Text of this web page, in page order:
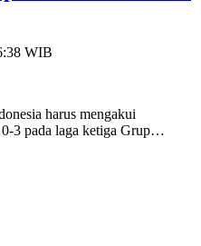
WIB
harus mengakui
3 pada laga ketiga Grup…